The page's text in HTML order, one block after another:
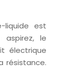
liquide est
aspirez, le
électrique
résistance.